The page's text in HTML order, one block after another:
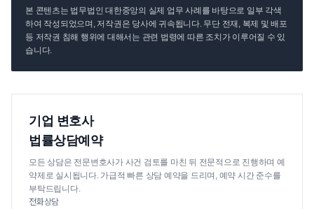
본 콘텐츠는 법무법인 대한중앙의 실제 업무 사례를 바탕으로 일부 각색
하여 작성되었으며, 저작권은 당사에 귀속됩니다. 무단 전재, 복제 및 배포
등 저작권 침해 행위에 대해서는 관련 법령에 따른 조치가 이루어질 수 있
습니다.
기업 변호사
법률상담예약
모든 상담은 전문변호사가 사건 검토를 마친 뒤 전문적으로 진행하며 예
약제로 실시됩니다. 가급적 빠른 상담 예약을 드리며, 예약 시간 준수를
부탁드립니다.
전화상담